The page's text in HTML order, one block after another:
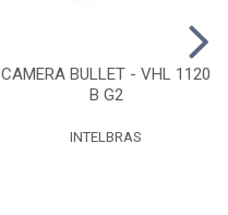
CAMERA BULLET - VHL 1120
B G2
INTELBRAS